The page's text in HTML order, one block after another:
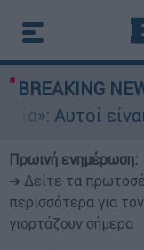
BREAKING
είναι οι
Πρωινή ενημέρωση:
➔ Δείτε τα
περισσότερα για
γιορτάζουν σήμερα